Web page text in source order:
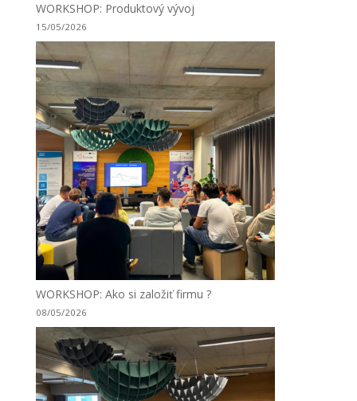
WORKSHOP: Produktový vývoj
15/05/2026
WORKSHOP: Ako si založiť firmu ?
08/05/2026